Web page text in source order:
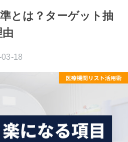
とは？ターゲット抽
18